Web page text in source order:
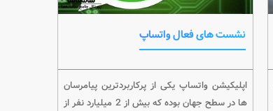
نشست های فعال واتساپ
اپلیکیشن واتساپ یکی از پرکاربردترین پیامرسان
ها در سطح جهان بوده که بیش از 2 میلیارد نفر از